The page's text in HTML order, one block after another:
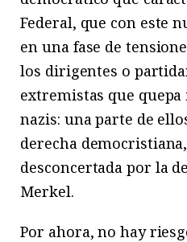
Federal, que con este
en una fase de
los dirigentes o
extremistas que
nazis: una parte de
derecha
desconcertada por la
Merkel.
Por ahora, no hay